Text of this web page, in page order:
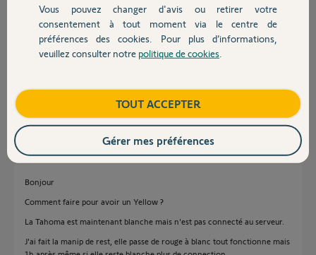
Devis avec un pro
Contact
Bonjour
Si elle ne se connecte pas, même un Yellow aura du mal à voir ce qu'il se
Jean-Luc B. il y a plus de 4 ans
Bonjour
Comment faire pour avoir un Yellow ?
La Tahoma est maintenant blanche mais n'est pas connecté au serveur.
J'ai fait la manip de rest, elle passe de rouge à blanc tout fonctionne mais
Vous pouvez changer d'avis ou retirer votre
consentement à tout moment via le centre de
préférences des cookies. Pour plus d’informations,
veuillez consulter notre politique de cookies
TOUT ACCEPTER
Gérer mes préférences